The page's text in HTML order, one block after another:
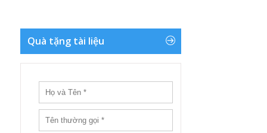
Quà tặng tài liệu